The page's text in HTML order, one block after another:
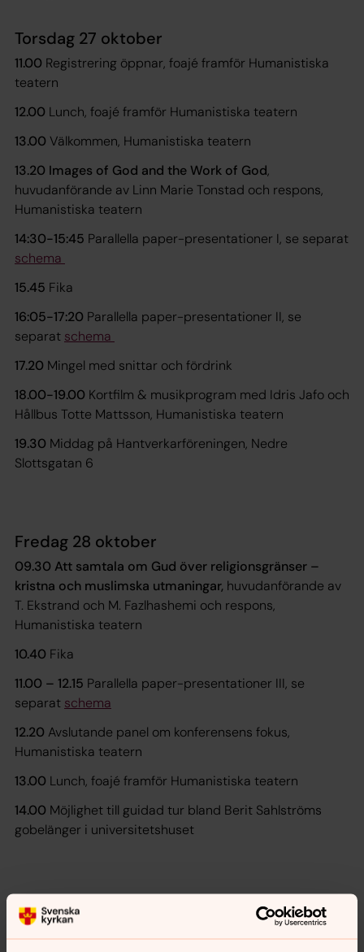
Torsdag 27 oktober
11.00 Registrering öppnar, foajé framför Humanistiska
teatern
12.00 Lunch, foajé framför Humanistiska teatern
13.00 Välkommen, Humanistiska teatern
13.20 Images of God and the Work of God,
huvudanförande av Linn Marie Tonstad och respons,
Humanistiska teatern
14:30-15:45 Parallella paper-presentationer I, se separat
schema
15.45 Fika
16:05-17:20 Parallella paper-presentationer II, se
separat schema
17.20 Mingel med snittar och fördrink
18.00-19.00 Kortfilm & musikprogram med Idris Jafo och
Hållbus Totte Mattsson, Humanistiska teatern
19.30 Middag på Hantverkarföreningen, Nedre
Slottsgatan 6
Fredag 28 oktober
09.30 Att samtala om Gud över religionsgränser –
kristna och muslimska utmaningar, huvudanförande av
T. Ekstrand och M. Fazlhashemi och respons,
Humanistiska teatern
10.40 Fika
11.00 – 12.15 Parallella paper-presentationer III, se
separat schema
12.20 Avslutande panel om konferensens fokus,
Humanistiska teatern
13.00 Lunch, foajé framför Humanistiska teatern
14.00 Möjlighet till guidad tur bland Berit Sahlströms
gobelänger i universitetshuset
Call for papers